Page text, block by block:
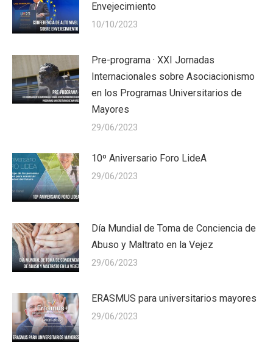
Envejecimiento
10/10/2023
Pre-programa · XXI Jornadas
Internacionales sobre Asociacionismo
en los Programas Universitarios de
Mayores
29/06/2023
10º Aniversario Foro LideA
29/06/2023
Día Mundial de Toma de Conciencia de
Abuso y Maltrato en la Vejez
29/06/2023
ERASMUS para universitarios mayores
29/06/2023